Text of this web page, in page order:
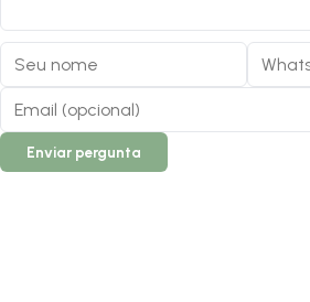
Enviar pergunta